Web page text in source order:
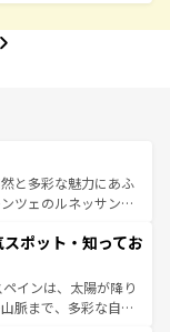
と多彩な魅力にあふ
ツェのルネッサンス
アマルフィ海岸の絶
の合間には、本場の
理を堪能することも
すべての瞬間を楽し
ポット・知ってお
インは、太陽が降り
脈まで、多彩な自然